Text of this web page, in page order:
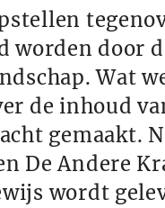
worden door
Wat
de inhoud
gemaakt.
De Andere
wordt